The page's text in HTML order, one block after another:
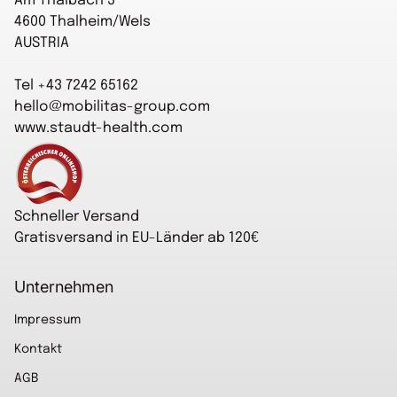
nach unten und üben Sie leichten
Druck auf den Handrücken aus.
Handfläche. Halten Sie die Spannung
einige Sekunden.
4600 Thalheim/Wels
AUSTRIA
Tel +43 7242 65162
hello@mobilitas-group.com
www.staudt-health.com
Startseite
Schneller Versand
Gratisversand in EU-Länder ab 120€
Unternehmen
Impressum
Kontakt
AGB